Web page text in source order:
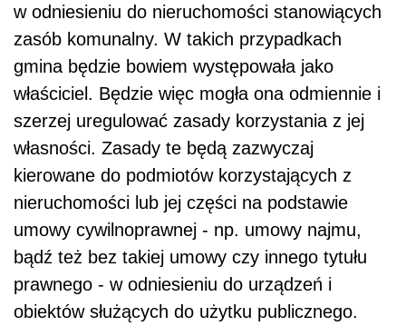
w odniesieniu do nieruchomości stanowiących
zasób komunalny. W takich przypadkach
gmina będzie bowiem występowała jako
właściciel. Będzie więc mogła ona odmiennie i
szerzej uregulować zasady korzystania z jej
własności. Zasady te będą zazwyczaj
kierowane do podmiotów korzystających z
nieruchomości lub jej części na podstawie
umowy cywilnoprawnej - np. umowy najmu,
bądź też bez takiej umowy czy innego tytułu
prawnego - w odniesieniu do urządzeń i
obiektów służących do użytku publicznego.